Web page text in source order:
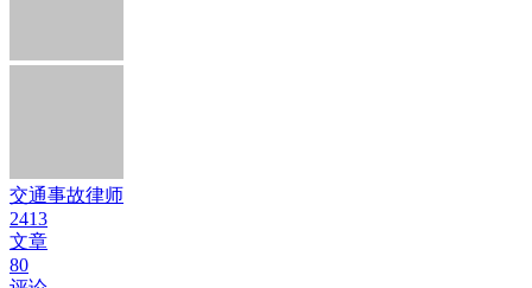
交通事故律师
2413
文章
80